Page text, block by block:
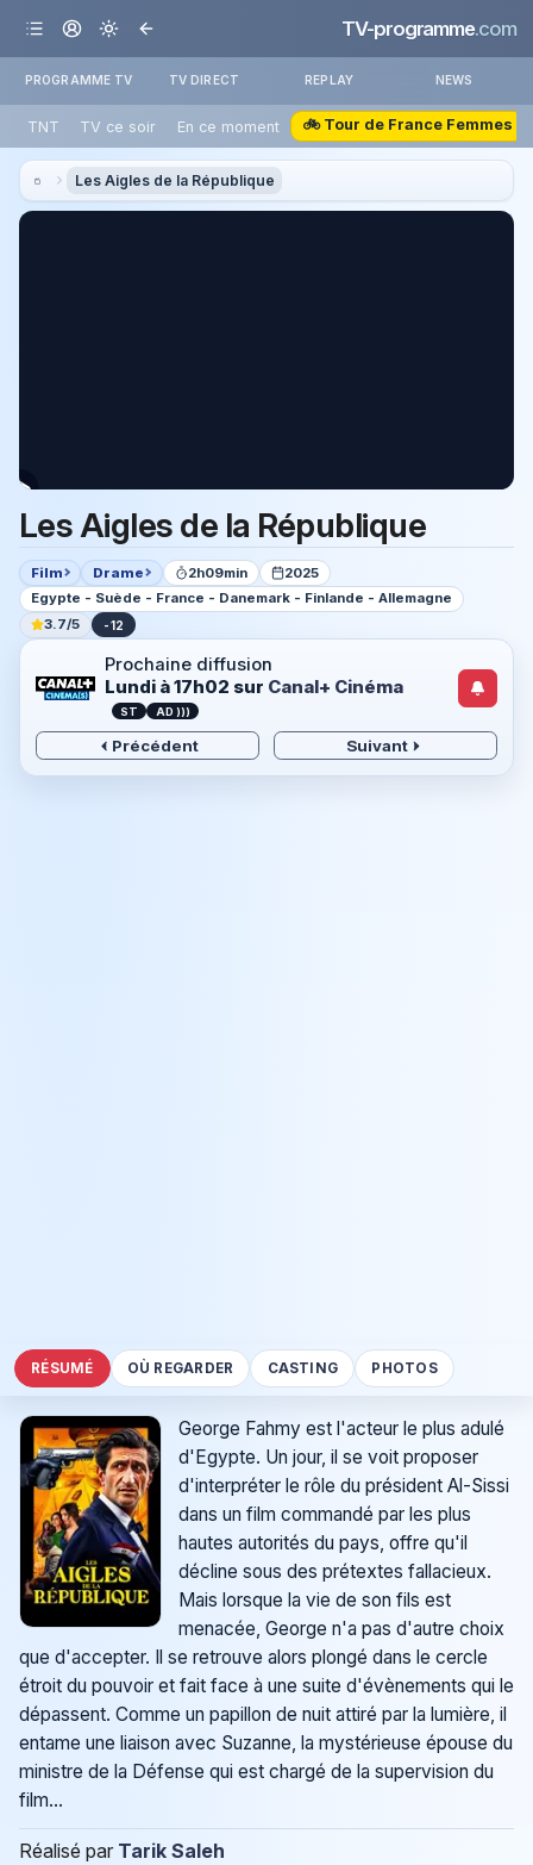
TV-programme.com
PROGRAMME TV TV DIRECT REPLAY NEWS
TNT TV ce soir En ce moment 🚲 Tour de France Femmes
Les Aigles de la République
Les Aigles de la République
Film Drame 2h09min
2025
Egypte - Suède - France - Danemark - Finlande - Allemagne
3.7/5
-12
Prochaine diffusion
Lundi à 17h02 sur Canal+ Cinéma
ST AD )))
Précédent Suivant
RÉSUMÉ OÙ REGARDER CASTING PHOTOS
George Fahmy est l'acteur le plus adulé
d'Egypte. Un jour, il se voit proposer
d'interpréter le rôle du président Al-Sissi
dans un film commandé par les plus
hautes autorités du pays, offre qu'il
décline sous des prétextes fallacieux.
Mais lorsque la vie de son fils est
menacée, George n'a pas d'autre choix
que d'accepter. Il se retrouve alors plongé dans le cercle
étroit du pouvoir et fait face à une suite d'évènements qui le
dépassent. Comme un papillon de nuit attiré par la lumière, il
entame une liaison avec Suzanne, la mystérieuse épouse du
ministre de la Défense qui est chargé de la supervision du
film...
Réalisé par Tarik Saleh